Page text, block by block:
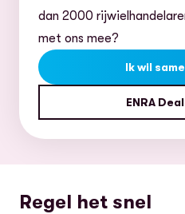
dan 2000
met ons mee?
Ik wil
ENRA
Regel het snel